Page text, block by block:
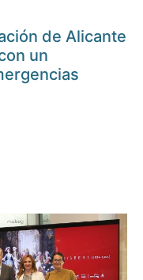
de Alicante
un